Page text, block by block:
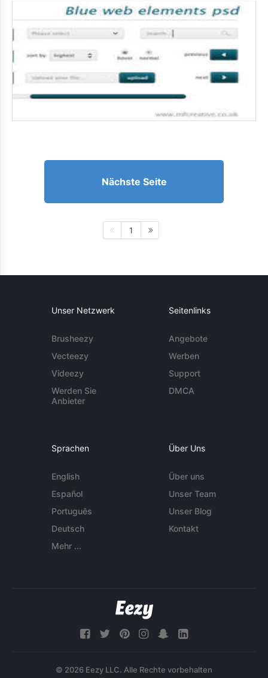
Nächste Seite
1
Unser Netzwerk
Brusheezy
Vecteezy
Videezy
Werden Sie
Anbieter
Seitenlinks
Angebote
Werben
Support
DMCA
Sprachen
English
Español
Português
Deutsch
Mehr ...
Über Uns
Über uns
Unser Team
Unser Blog
Kontakt
© 2026 Eezy LLC. Alle Rechte vorbehalten